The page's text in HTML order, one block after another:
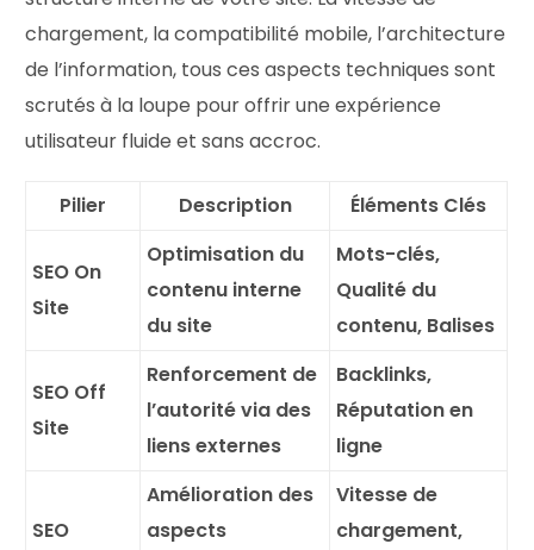
chargement, la compatibilité mobile, l’architecture
de l’information, tous ces aspects techniques sont
scrutés à la loupe pour offrir une expérience
utilisateur fluide et sans accroc.
Pilier Description Éléments Clés
SEO On
Site
Optimisation du
contenu interne
du site
Mots-clés,
Qualité du
contenu, Balises
SEO Off
Site
Renforcement de
l’autorité via des
liens externes
Backlinks,
Réputation en
ligne
SEO
Amélioration des
aspects
Vitesse de
chargement,